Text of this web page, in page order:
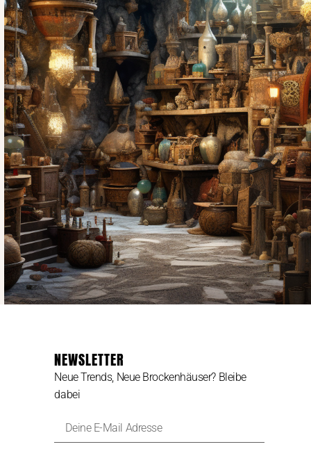
NEWSLETTER
Neue Trends, Neue Brockenhäuser? Bleibe
dabei